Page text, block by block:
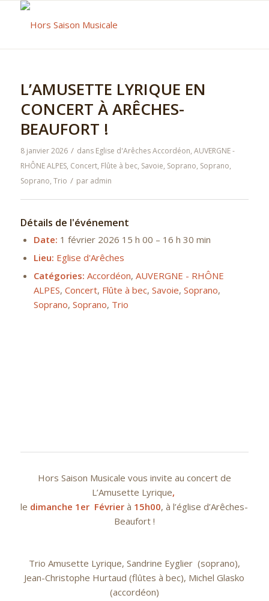
L’AMUSETTE LYRIQUE EN
CONCERT À ARÊCHES-
BEAUFORT !
8 janvier 2026 / dans Eglise d'Arêches Accordéon, AUVERGNE -
RHÔNE ALPES, Concert, Flûte à bec, Savoie, Soprano, Soprano,
Soprano, Trio / par admin
Détails de l'événement
Date: 1 février 2026 15 h 00 – 16 h 30 min
Lieu: Eglise d'Arêches
Catégories: Accordéon, AUVERGNE - RHÔNE
ALPES, Concert, Flûte à bec, Savoie, Soprano,
Soprano, Soprano, Trio
Hors Saison Musicale vous invite au concert de
L’Amusette Lyrique,
le dimanche 1er Février à 15h00, à l’église d’Arêches-
Beaufort !
Trio Amusette Lyrique, Sandrine Eyglier (soprano),
Jean-Christophe Hurtaud (flûtes à bec), Michel Glasko
(accordéon)